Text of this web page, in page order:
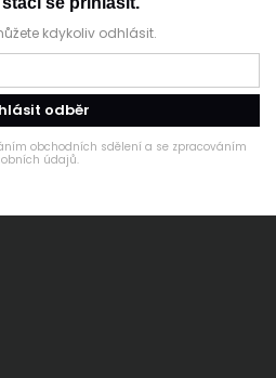
kdykoliv odhlásit.
odběr
obchodních sdělení a se zpracováním
údajů.